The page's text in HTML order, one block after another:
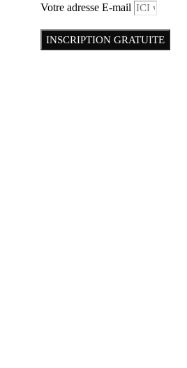
Votre adresse E-mail
INSCRIPTION GRATUITE